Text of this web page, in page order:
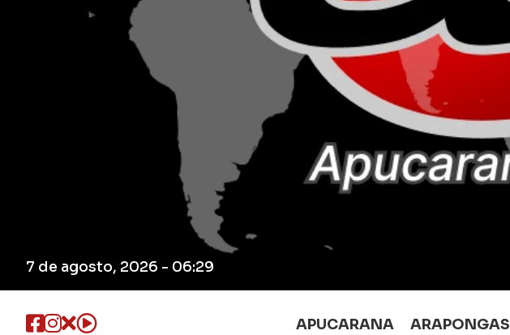
7 de agosto, 2026 - 06:29
APUCARANA ARAPONGAS